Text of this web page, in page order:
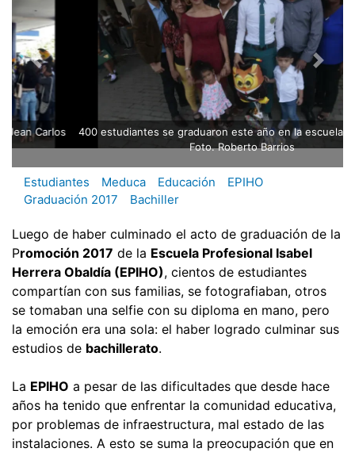
400 estudiantes se graduaron este año en la escuela Profesional.
Foto. Roberto Barrios
Estudiantes Meduca Educación
EPIHO
Graduación 2017
Bachiller
Luego de haber culminado el acto de graduación de la
Promoción 2017 de la Escuela Profesional Isabel
Herrera Obaldía (EPIHO), cientos de estudiantes
compartían con sus familias, se fotografiaban, otros
se tomaban una selfie con su diploma en mano, pero
la emoción era una sola: el haber logrado culminar sus
estudios de bachillerato.
La EPIHO a pesar de las dificultades que desde hace
años ha tenido que enfrentar la comunidad educativa,
por problemas de infraestructura, mal estado de las
instalaciones. A esto se suma la preocupación que en